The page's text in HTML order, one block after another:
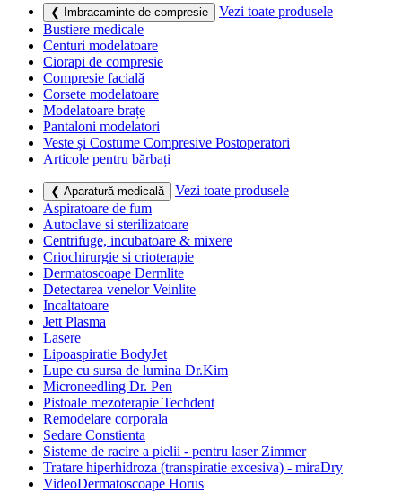
❮ Imbracaminte de compresie
Vezi toate produsele
Bustiere medicale
Centuri modelatoare
Ciorapi de compresie
Compresie facială
Corsete modelatoare
Modelatoare brațe
Pantaloni modelatori
Veste și Costume Compresive Postoperatori
Articole pentru bărbați
❮ Aparatură medicală
Vezi toate produsele
Aspiratoare de fum
Autoclave si sterilizatoare
Centrifuge, incubatoare & mixere
Criochirurgie si crioterapie
Dermatoscoape Dermlite
Detectarea venelor Veinlite
Incaltatoare
Jett Plasma
Lasere
Lipoaspiratie BodyJet
Lupe cu sursa de lumina Dr.Kim
Microneedling Dr. Pen
Pistoale mezoterapie Techdent
Remodelare corporala
Sedare Constienta
Sisteme de racire a pielii - pentru laser Zimmer
Tratare hiperhidroza (transpiratie excesiva) - miraDry
VideoDermatoscoape Horus